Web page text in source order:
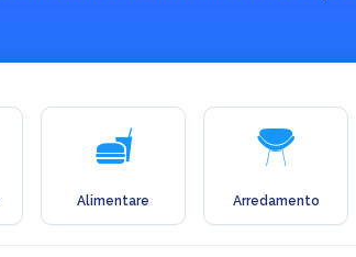
Alimentare Arredamento